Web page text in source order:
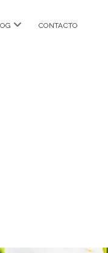
abrir
CONTACTO